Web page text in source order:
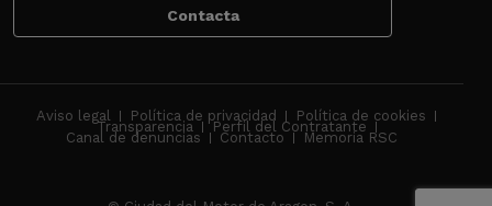
Contacta
Aviso legal Política de privacidad Política de cookies
Transparencia Perfil del Contratante
Canal de denuncias Contacto Memoria RSC